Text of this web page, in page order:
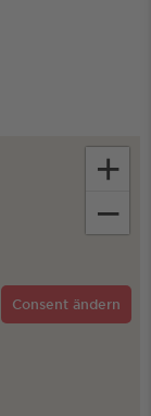
Consent ändern
+
−